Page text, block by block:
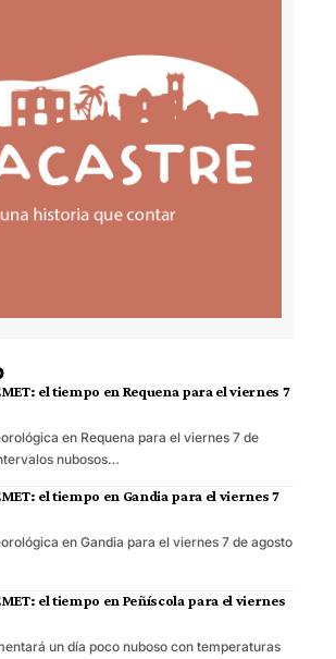
el tiempo en Requena para el viernes 7
en Requena para el viernes 7 de
nubosos…
el tiempo en Gandia para el viernes 7
en Gandia para el viernes 7 de agosto
el tiempo en Peñíscola para el viernes
un día poco nuboso con temperaturas